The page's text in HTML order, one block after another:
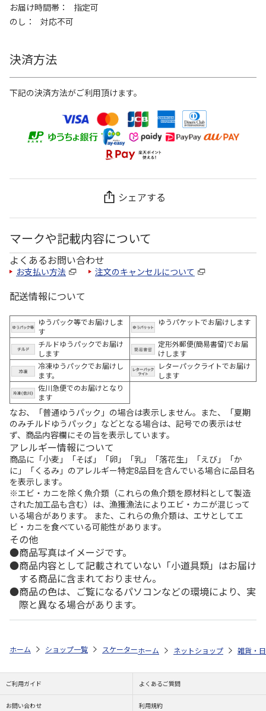
お届け時間帯
指定可
のし
対応不可
決済方法
下記の決済方法がご利用頂けます。
シェアする
マークや記載内容について
よくあるお問い合わせ
お支払い方法 注文のキャンセルについて
配送情報について
ゆうパック等でお届けしま
す
ゆうパケットでお届けします
チルドゆうパックでお届け
します
定形外郵便(簡易書留)でお届
けします
冷凍ゆうパックでお届けし
ます。
レターパックライトでお届け
します
佐川急便でのお届けとなり
ます
なお、「普通ゆうパック」の場合は表示しません。また、「夏期
のみチルドゆうパック」などとなる場合は、記号での表示はせ
ず、商品内容欄にその旨を表示しています。
アレルギー情報について
商品に「小麦」「そば」「卵」「乳」「落花生」「えび」「か
に」「くるみ」のアレルギー特定8品目を含んでいる場合に品目名
を表示します。
※エビ・カニを除く魚介類（これらの魚介類を原材料として製造
された加工品も含む）は、漁獲漁法によりエビ・カニが混じって
いる場合があります。 また、これらの魚介類は、エサとしてエ
ビ・カニを食べている可能性があります。
その他
商品写真はイメージです。
商品内容として記載されていない「小道具類」はお届け
する商品に含まれておりません。
商品の色は、ご覧になるパソコンなどの環境により、実
際と異なる場合があります。
ホーム ショップ一覧 スケーター ソックスシューズ S ミッキーマウ
ホーム ネットショップ 雑貨・
ご利用ガイド よくあるご質問
お問い合わせ 利用規約